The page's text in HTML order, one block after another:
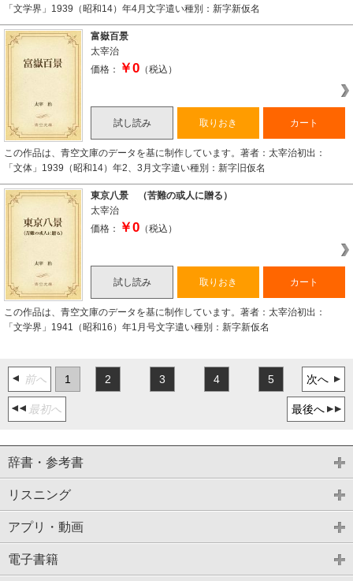
「文学界」1939（昭和14）年4月文字遣い種別：新字新仮名
富嶽百景
太宰治
価格：
￥0 （税込）
試し読み 取りおき カート
この作品は、青空文庫のデータを基に制作しています。著者：太宰治初出：
「文体」1939（昭和14）年2、3月文字遣い種別：新字旧仮名
東京八景 （苦難の或人に贈る）
太宰治
価格：
￥0 （税込）
試し読み 取りおき カート
この作品は、青空文庫のデータを基に制作しています。著者：太宰治初出：
「文学界」1941（昭和16）年1月号文字遣い種別：新字新仮名
最初へ
前へ 1 2 3 4 5 次へ
最後へ
辞書・参考書
リスニング
アプリ・動画
電子書籍